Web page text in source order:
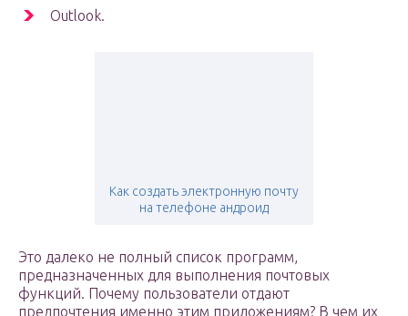
Оutlook.
Как создать электронную почту
на телефоне андроид
Это далеко не полный список программ,
предназначенных для выполнения почтовых
функций. Почему пользователи отдают
предпочтения именно этим приложениям? В чем их